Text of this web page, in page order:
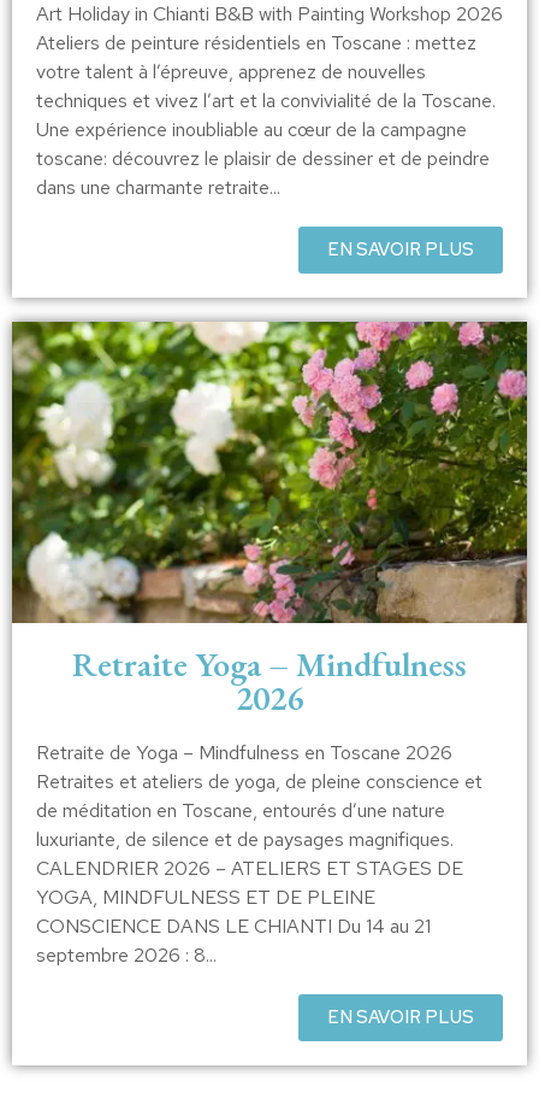
Art Holiday in Chianti B&B with Painting Workshop 2026
Ateliers de peinture résidentiels en Toscane : mettez
votre talent à l’épreuve, apprenez de nouvelles
techniques et vivez l’art et la convivialité de la Toscane.
Une expérience inoubliable au cœur de la campagne
toscane: découvrez le plaisir de dessiner et de peindre
dans une charmante retraite...
EN SAVOIR PLUS
Retraite Yoga – Mindfulness
2026
Retraite de Yoga – Mindfulness en Toscane 2026
Retraites et ateliers de yoga, de pleine conscience et
de méditation en Toscane, entourés d’une nature
luxuriante, de silence et de paysages magnifiques.
CALENDRIER 2026 – ATELIERS ET STAGES DE
YOGA, MINDFULNESS ET DE PLEINE
CONSCIENCE DANS LE CHIANTI Du 14 au 21
septembre 2026 : 8...
EN SAVOIR PLUS